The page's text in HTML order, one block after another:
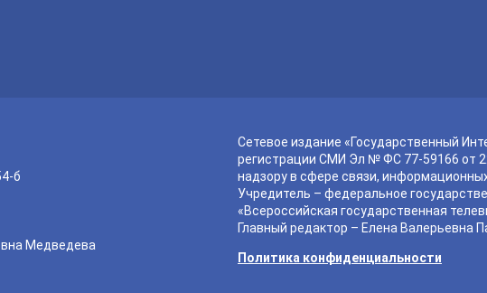
б
Медведева
Сетевое издание «Государственный
регистрации СМИ Эл № ФС 77-59166 от
надзору в сфере связи,
Учредитель – федеральное
«Всероссийская государственная
Главный редактор – Елена Валерьевна
Политика конфиденциальности